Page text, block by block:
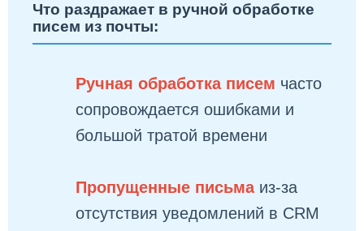
Что раздражает в ручной обработке
писем из почты:
Ручная обработка писем часто
сопровождается ошибками и
большой тратой времени
Пропущенные письма из-за
отсутствия уведомлений в CRM